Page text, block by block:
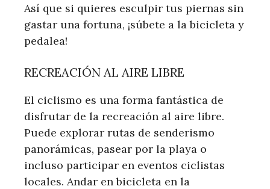
Así que si quieres esculpir tus piernas sin
gastar una fortuna, ¡súbete a la bicicleta y
pedalea!
RECREACIÓN AL AIRE LIBRE
El ciclismo es una forma fantástica de
disfrutar de la recreación al aire libre.
Puede explorar rutas de senderismo
panorámicas, pasear por la playa o
incluso participar en eventos ciclistas
locales. Andar en bicicleta en la